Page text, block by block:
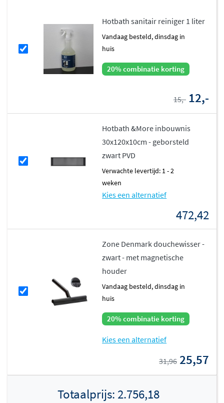
Hotbath sanitair reiniger 1 liter
vandaag besteld, dinsdag in
huis
20% combinatie korting
15,- 12,-
Hotbath &More inbouwnis
30x120x10cm - geborsteld
zwart PVD
Verwachte levertijd: 1 - 2
weken
Kies een alternatief
472,42
Zone Denmark douchewisser -
zwart - met magnetische
houder
vandaag besteld, dinsdag in
huis
20% combinatie korting
Kies een alternatief
31,96 25,57
Totaalprijs: 2.756,18